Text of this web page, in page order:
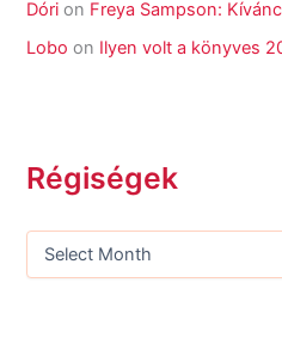
Dóri on Freya Sampson:
Lobo on Ilyen volt a könyves
Régiségek